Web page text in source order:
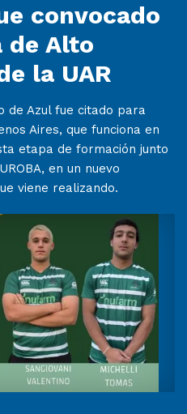
convocado
de Alto
la UAR
de Azul fue citado para
Aires, que funciona en
etapa de formación junto
en un nuevo
viene realizando.